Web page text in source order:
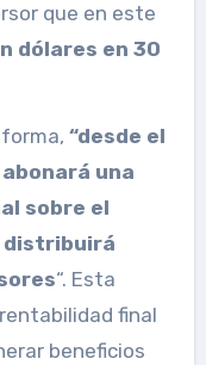
que en este
dólares en 30
“desde el
una
sobre el
distribuirá
“. Esta
final
beneficios